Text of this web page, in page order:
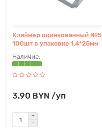
Кляймер оцинкованный №5
100шт в упаковке 1,4*25мм
3.90 BYN /уп